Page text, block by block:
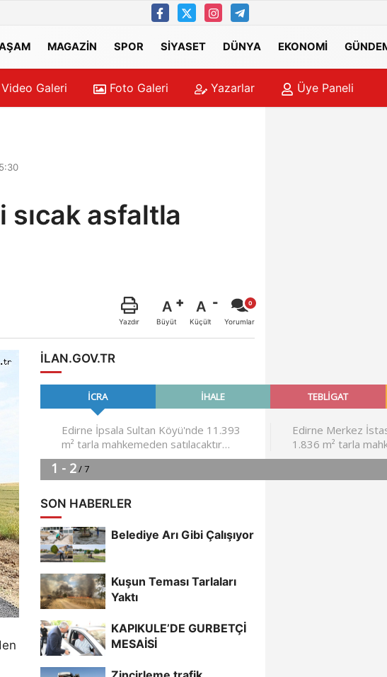
MAGAZİN SPOR SİYASET DÜNYA EKONOMİ
GURBETÇİ MESAİSİ 15:33
Galeri Foto Galeri Yazarlar Üye Paneli
asfaltla
Yazdır
A
Büyüt
A
Küçült Yorumlar
ILAN.GOV.TR
SON HABERLER
Belediye Arı Gibi Çalışıyor
Kuşun Teması Tarlaları
Yaktı
KAPIKULE’DE GURBETÇİ
MESAİSİ